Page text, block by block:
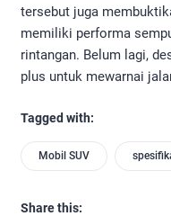
tersebut juga
memiliki performa
rintangan. Belum lagi,
plus untuk mewarnai
Tagged with:
Mobil SUV
Share this: